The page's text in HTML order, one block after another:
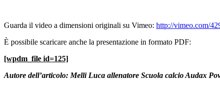
Guarda il video a dimensioni originali su Vimeo: http://vimeo.com/
È possibile scaricare anche la presentazione in formato PDF:
[wpdm_file id=125]
Autore dell’articolo: Melli Luca allenatore Scuola calcio Audax